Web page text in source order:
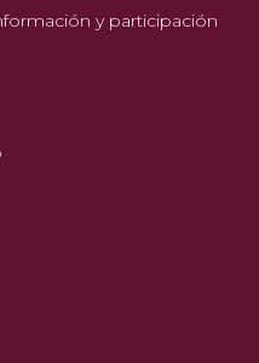
y participación